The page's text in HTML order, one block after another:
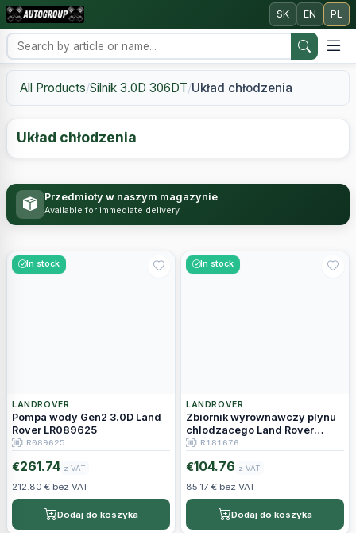
SK EN PL
All Products/Silnik 3.0D 306DT/Układ chłodzenia
Układ chłodzenia
Przedmioty w naszym magazynie
Available for immediate delivery
In stock
LANDROVER
Pompa wody Gen2 3.0D Land
Rover LR089625
LR089625
€261.74 z VAT
212.80 € bez VAT
Dodaj do koszyka
In stock
LANDROVER
Zbiornik wyrownawczy plynu
chlodzacego Land Rover
LR181676
LR181676
€104.76 z VAT
85.17 € bez VAT
Dodaj do koszyka